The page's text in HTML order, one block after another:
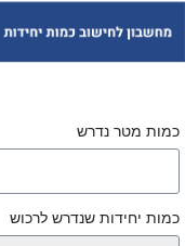
כמות מטר נדרש
כמות יחידות שנדרש לרכוש